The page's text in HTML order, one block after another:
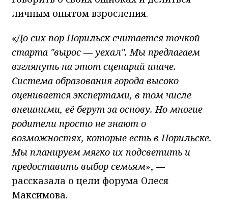
личным опытом взросления.
«До сих пор Норильск считается точкой
старта "вырос — уехал". Мы предлагаем
взглянуть на этот сценарий иначе.
Система образования города высоко
оценивается экспертами, в том числе
внешними, её берут за основу. Но многие
родители просто не знают о
возможностях, которые есть в Норильске.
Мы планируем мягко их подсветить и
предоставить выбор семьям», —
рассказала о цели форума Олеся
Максимова.